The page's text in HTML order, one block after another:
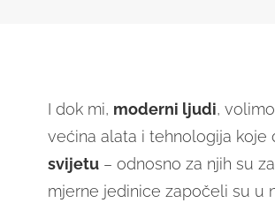
I dok mi, moderni ljudi,
većina alata i tehnologija koje
svijetu– odnosno za njih su
mjerne jedinice započeli su u